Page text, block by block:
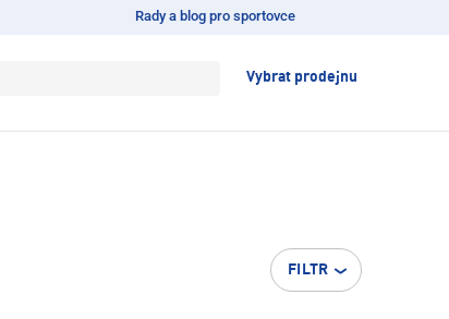
Rady a blog pro sportovce
Vybrat prodejnu
FILTR